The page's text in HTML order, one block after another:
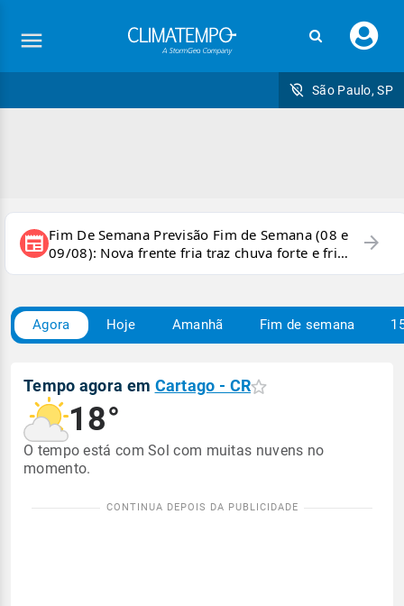
seu
São Paulo, SP
newspaper Fim De Semana Previsão Fim de Semana (08 e
09/08): Nova frente fria traz chuva forte e frio
para áreas do país
arrow_forward
Agora Hoje Amanhã Fim de semana
Tempo agora em Cartago - CR
18°
O tempo está com Sol com muitas nuvens no
momento.